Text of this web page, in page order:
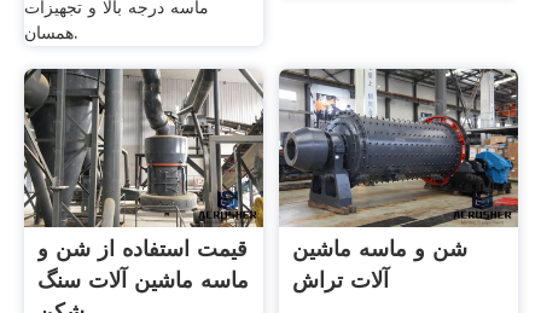
ماسه درجه بالا و تجهیزات
همسان.
قیمت استفاده از شن و
ماسه ماشین آلات سنگ
شن و ماسه ماشین
آلات تراش